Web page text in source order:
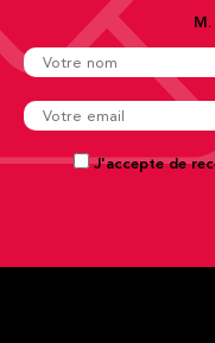
M.
J'accepte de